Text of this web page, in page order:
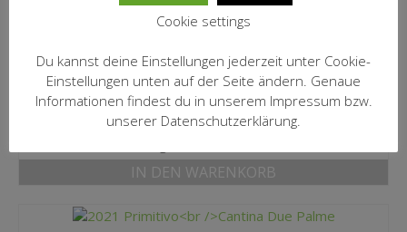
Tagaro
8,20 €
inkl. 19 % MwSt.
IN DEN WARENKORB
Cookie settings
Du kannst deine Einstellungen jederzeit unter Cookie-
Einstellungen unten auf der Seite ändern. Genaue
Informationen findest du in unserem Impressum bzw.
unserer Datenschutzerklärung.